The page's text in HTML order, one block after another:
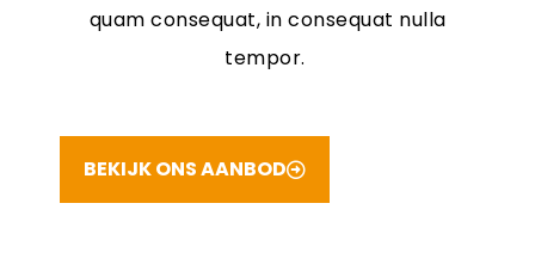
quam consequat, in consequat nulla
tempor.
BEKIJK ONS AANBOD